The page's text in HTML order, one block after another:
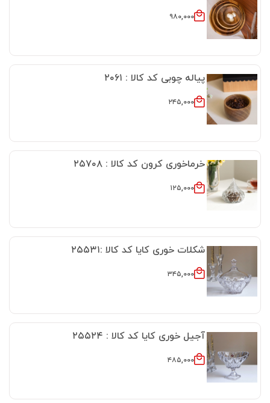
۹۸۰,۰۰۰
پیاله چوبی کد کالا : ۲۰۶۱
۲۴۵,۰۰۰
خرماخوری کرون کد کالا : ۲۵۷۰۸
۱۲۵,۰۰۰
شکلات خوری کایا کد کالا :۲۵۵۳۱
۳۴۵,۰۰۰
آجیل خوری کایا کد کالا : ۲۵۵۲۴
۴۸۵,۰۰۰